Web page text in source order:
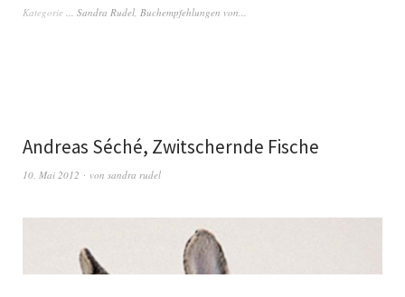
Kategorie ... Sandra Rudel, Buchempfehlungen von...
Andreas Séché, Zwitschernde Fische
10. Mai 2012 von sandra rudel